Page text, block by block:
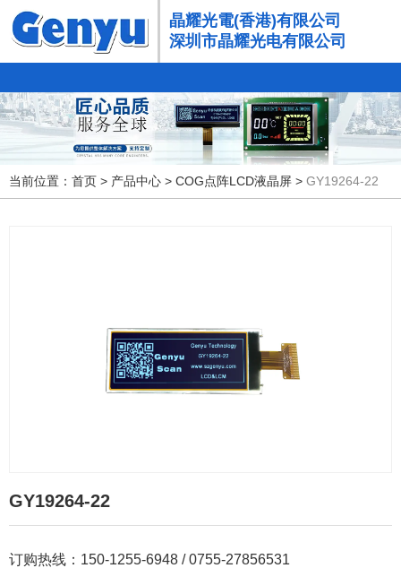
晶耀光電(香港)有限公司
深圳市晶耀光电有限公司
当前位置：首页 > 产品中心 > COG点阵LCD液晶屏 > GY19264-22
GY19264-22
订购热线：150-1255-6948 / 0755-27856531